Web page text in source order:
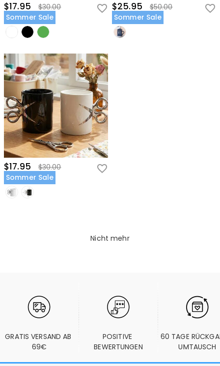
$17.95
$30.00
Sommer Sale
$25.95
$50.00
Sommer Sale
$17.95
$30.00
Sommer Sale
Nicht mehr
GRATIS VERSAND AB
69€
POSITIVE
BEWERTUNGEN
60 TAGE
UMTAUSCH